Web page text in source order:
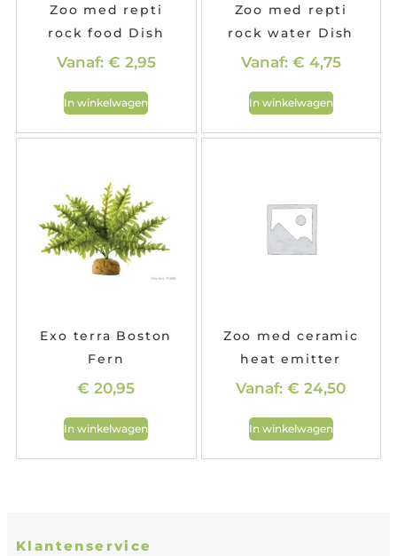
Zoo med repti
rock food Dish
Vanaf: € 2,95
In winkelwagen
Zoo med repti
rock water Dish
Vanaf: € 4,75
In winkelwagen
Exo terra Boston
Fern
€ 20,95
In winkelwagen
Zoo med ceramic
heat emitter
Vanaf:€ 24,50
In winkelwagen
Klantenservice